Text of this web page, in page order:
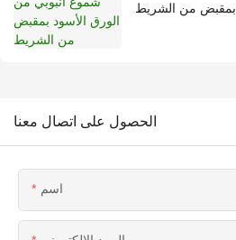
بمقبض من الشريط
الحصول على اتصال معنا
اسم